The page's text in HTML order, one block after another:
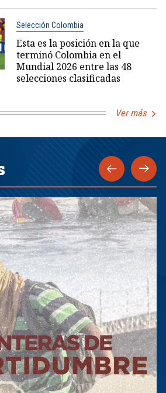
Selección Colombia
Esta es la posición en la que
terminó Colombia en el
Mundial 2026 entre las 48
selecciones clasificadas
Ver más